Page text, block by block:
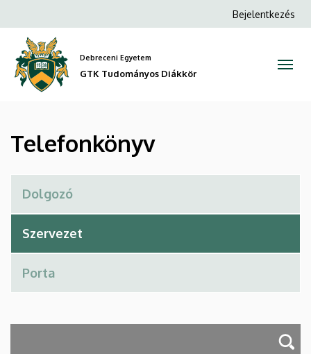
GTK
Tudományos
Diákkör
a
tartalomra
Anonim
Bejelentkezés
Debreceni Egyetem
GTK Tudományos Diákkör
Telefonkönyv